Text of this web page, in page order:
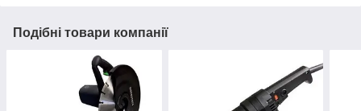
Подібні товари компанії